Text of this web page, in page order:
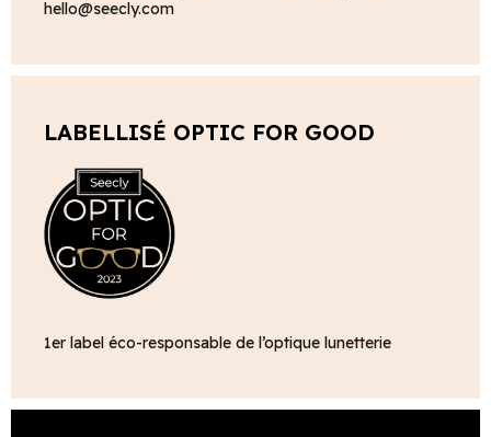
hello@seecly.com
LABELLISÉ OPTIC FOR GOOD
1er label éco-responsable de l’optique lunetterie